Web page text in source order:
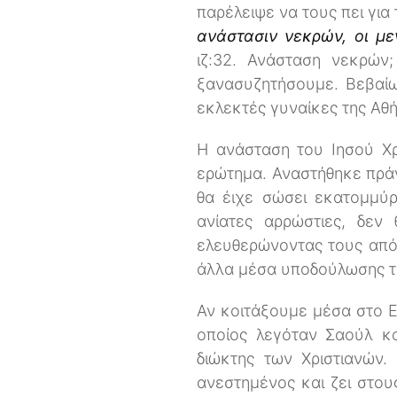
παρέλειψε να τους πει
ανάστασιν νεκρών, οι
ιζ:32. Ανάσταση
ξανασυζητήσουμε.
εκλεκτές γυναίκες της
Η ανάσταση του Ιησού
ερώτημα. Αναστήθηκε
θα έιχε σώσει
ανίατες αρρώστιες,
ελευθερώνοντας τους
άλλα μέσα υποδούλωσης
Αν κοιτάξουμε μέσα στο
οποίος λεγόταν Σαούλ
διώκτης των
ανεστημένος και ζει